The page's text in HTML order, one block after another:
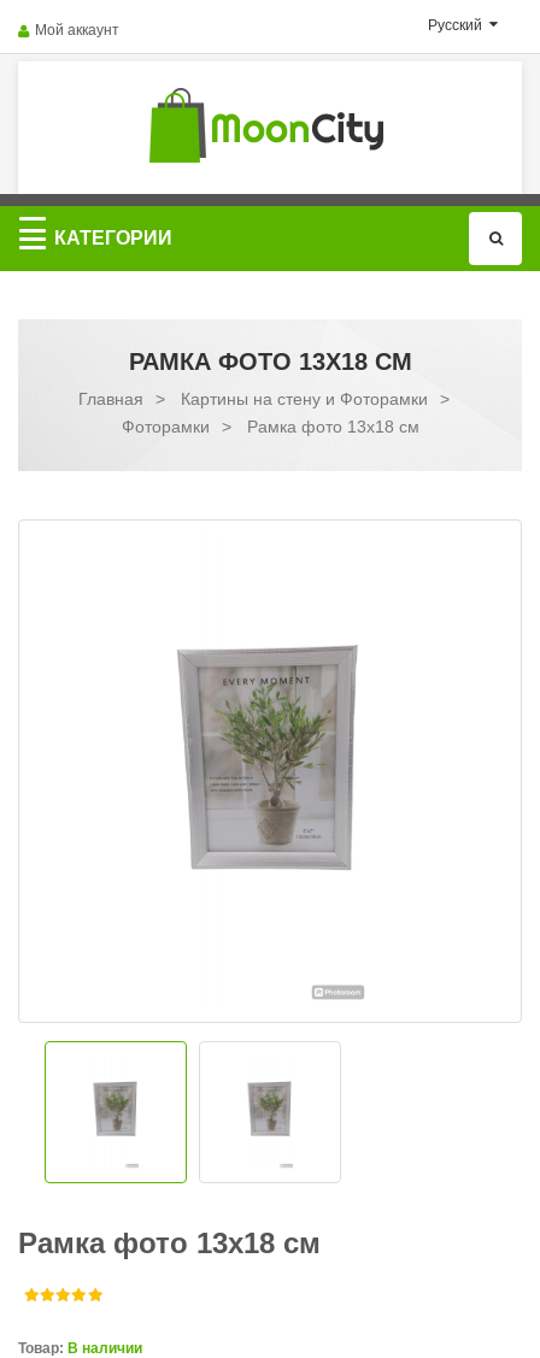
Русский
Мой аккаунт
Категории
КАТЕГОРИИ
РАМКА ФОТО 13X18 СМ
Главная > Картины на стену и Фоторамки
>
Фоторамки
> Рамка фото 13x18 см
Рамка фото 13x18 см
Товар: В наличии